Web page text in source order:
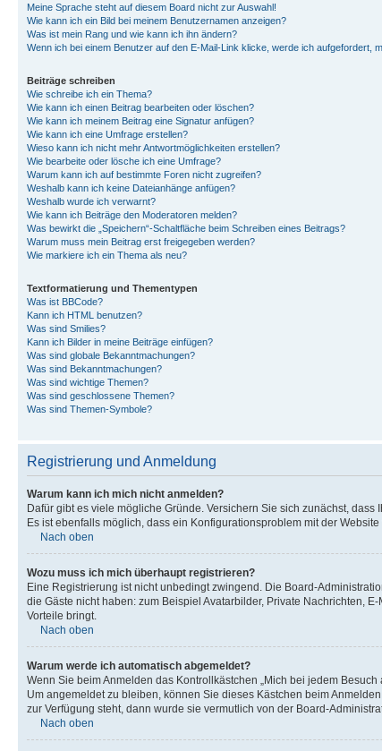
Meine Sprache steht auf diesem Board nicht zur Auswahl!
Wie kann ich ein Bild bei meinem Benutzernamen anzeigen?
Was ist mein Rang und wie kann ich ihn ändern?
Wenn ich bei einem Benutzer auf den E-Mail-Link klicke, werde ich aufgefordert,
Beiträge schreiben
Wie schreibe ich ein Thema?
Wie kann ich einen Beitrag bearbeiten oder löschen?
Wie kann ich meinem Beitrag eine Signatur anfügen?
Wie kann ich eine Umfrage erstellen?
Wieso kann ich nicht mehr Antwortmöglichkeiten erstellen?
Wie bearbeite oder lösche ich eine Umfrage?
Warum kann ich auf bestimmte Foren nicht zugreifen?
Weshalb kann ich keine Dateianhänge anfügen?
Weshalb wurde ich verwarnt?
Wie kann ich Beiträge den Moderatoren melden?
Was bewirkt die „Speichern“-Schaltfläche beim Schreiben eines Beitrags?
Warum muss mein Beitrag erst freigegeben werden?
Wie markiere ich ein Thema als neu?
Textformatierung und Thementypen
Was ist BBCode?
Kann ich HTML benutzen?
Was sind Smilies?
Kann ich Bilder in meine Beiträge einfügen?
Was sind globale Bekanntmachungen?
Was sind Bekanntmachungen?
Was sind wichtige Themen?
Was sind geschlossene Themen?
Was sind Themen-Symbole?
Registrierung und Anmeldung
Warum kann ich mich nicht anmelden?
Dafür gibt es viele mögliche Gründe. Versichern Sie sich zunächst,
Es ist ebenfalls möglich, dass ein Konfigurationsproblem mit der
Nach oben
Wozu muss ich mich überhaupt registrieren?
Eine Registrierung ist nicht unbedingt zwingend. Die Board-
die Gäste nicht haben: zum Beispiel Avatarbilder, Private Nachrichten,
Vorteile bringt.
Nach oben
Warum werde ich automatisch abgemeldet?
Wenn Sie beim Anmelden das Kontrollkästchen „Mich bei jedem
Um angemeldet zu bleiben, können Sie dieses Kästchen beim
zur Verfügung steht, dann wurde sie vermutlich von der Board-
Nach oben